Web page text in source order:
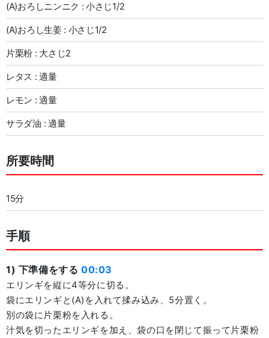
(A)おろしニンニク : 小さじ1/2
(A)おろし生姜 : 小さじ1/2
片栗粉 : 大さじ2
レタス : 適量
レモン : 適量
サラダ油 : 適量
所要時間
15分
手順
1) 下準備をする00:03
エリンギを縦に4等分に切る。
袋にエリンギと(A)を入れて揉み込み、5分置く。
別の袋に片栗粉を入れる。
汁気を切ったエリンギを加え、袋の口を閉じて振って片栗粉